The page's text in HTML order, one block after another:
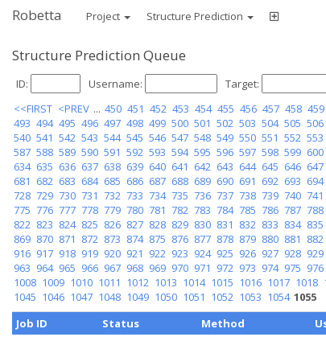
Robetta Project Structure Prediction
Structure Prediction Queue
ID: Username: Target:
<<FIRST <PREV ... 450 451 452 453 454 455 456 457 458 459
493 494 495 496 497 498 499 500 501 502 503 504 505 506
540 541 542 543 544 545 546 547 548 549 550 551 552 553
587 588 589 590 591 592 593 594 595 596 597 598 599 600
634 635 636 637 638 639 640 641 642 643 644 645 646 647
681 682 683 684 685 686 687 688 689 690 691 692 693 694
728 729 730 731 732 733 734 735 736 737 738 739 740 741
775 776 777 778 779 780 781 782 783 784 785 786 787 788
822 823 824 825 826 827 828 829 830 831 832 833 834 835
869 870 871 872 873 874 875 876 877 878 879 880 881 882
916 917 918 919 920 921 922 923 924 925 926 927 928 929
963 964 965 966 967 968 969 970 971 972 973 974 975 976
1008 1009 1010 1011 1012 1013 1014 1015 1016 1017 1018
1045 1046 1047 1048 1049 1050 1051 1052 1053 1054 1055
Job ID
Status Method